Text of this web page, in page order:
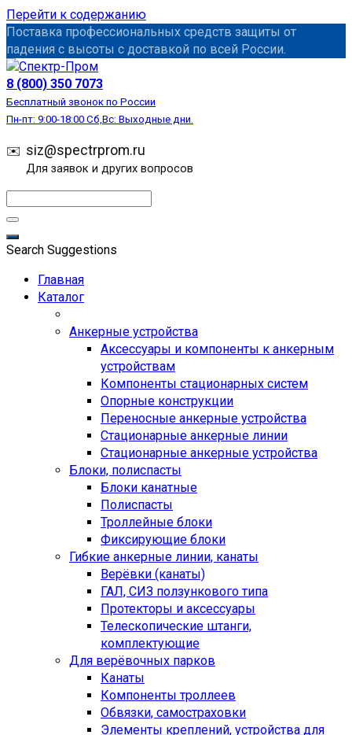
Перейти к содержанию
Поставка профессиональных средств защиты от
падения с высоты с доставкой по всей России.
8 (800) 350 7073
Бесплатный звонок по России
Пн-пт: 9:00-18:00 Сб,Вс: Выходные дни.
siz@spectrprom.ru
Для заявок и других вопросов
Search Suggestions
Главная
Каталог
Анкерные устройства
Аксессуары и компоненты к анкерным
устройствам
Компоненты стационарных систем
Опорные конструкции
Переносные анкерные устройства
Стационарные анкерные линии
Стационарные анкерные устройства
Блоки, полиспасты
Блоки канатные
Полиспасты
Троллейные блоки
Фиксирующие блоки
Гибкие анкерные линии, канаты
Верёвки (канаты)
ГАЛ, СИЗ ползункового типа
Протекторы и аксессуары
Телескопические штанги,
комплектующие
Для верёвочных парков
Канаты
Компоненты троллеев
Обвязки, самостраховки
Элементы креплений, устройства для